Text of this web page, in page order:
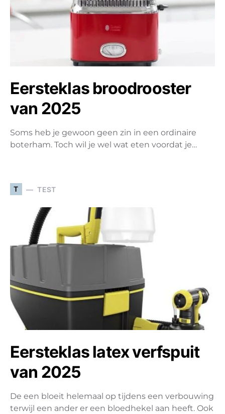
Eersteklas broodrooster
van 2025
Soms heb je gewoon geen zin in een ordinaire
boterham. Toch wil je wel wat eten voordat je…
T TEST
Eersteklas latex verfspuit
van 2025
De een bloeit helemaal op tijdens een verbouwing
terwijl een ander er een bloedhekel aan heeft. Ook